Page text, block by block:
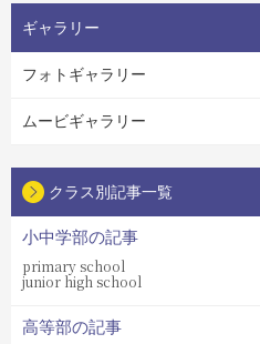
ギャラリー
フォトギャラリー
ムービギャラリー
クラス別記事一覧
小中学部の記事
primary school
junior high school
高等部の記事